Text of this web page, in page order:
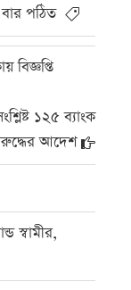
পঠিত
১২৫ ব্যাংক
আদেশ
স্বামীর,